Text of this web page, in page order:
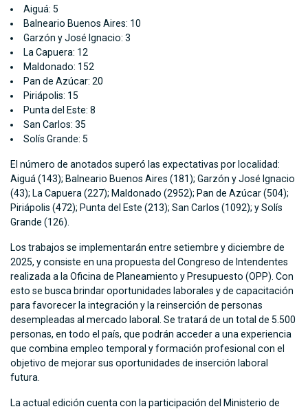
Aiguá: 5
Balneario Buenos Aires: 10
Garzón y José Ignacio: 3
La Capuera: 12
Maldonado: 152
Pan de Azúcar: 20
Piriápolis: 15
Punta del Este: 8
San Carlos: 35
Solís Grande: 5
El número de anotados superó las expectativas por localidad:
Aiguá (143); Balneario Buenos Aires (181); Garzón y José Ignacio
(43); La Capuera (227); Maldonado (2952); Pan de Azúcar (504);
Piriápolis (472); Punta del Este (213); San Carlos (1092); y Solís
Grande (126).
Los trabajos se implementarán entre setiembre y diciembre de
2025, y consiste en una propuesta del Congreso de Intendentes
realizada a la Oficina de Planeamiento y Presupuesto (OPP). Con
esto se busca brindar oportunidades laborales y de capacitación
para favorecer la integración y la reinserción de personas
desempleadas al mercado laboral. Se tratará de un total de 5.500
personas, en todo el país, que podrán acceder a una experiencia
que combina empleo temporal y formación profesional con el
objetivo de mejorar sus oportunidades de inserción laboral
futura.
La actual edición cuenta con la participación del Ministerio de